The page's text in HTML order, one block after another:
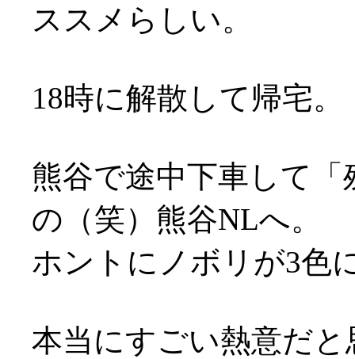
ススメらしい。
18時に解散して帰宅。
熊谷で途中下車して
の（笑）熊谷NLへ。
ホントにノボリが3色
本当にすごい熱意だ